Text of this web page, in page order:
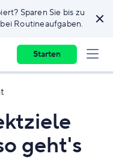
Sparen Sie bis zu
Routineaufgaben.
Starten
geht's